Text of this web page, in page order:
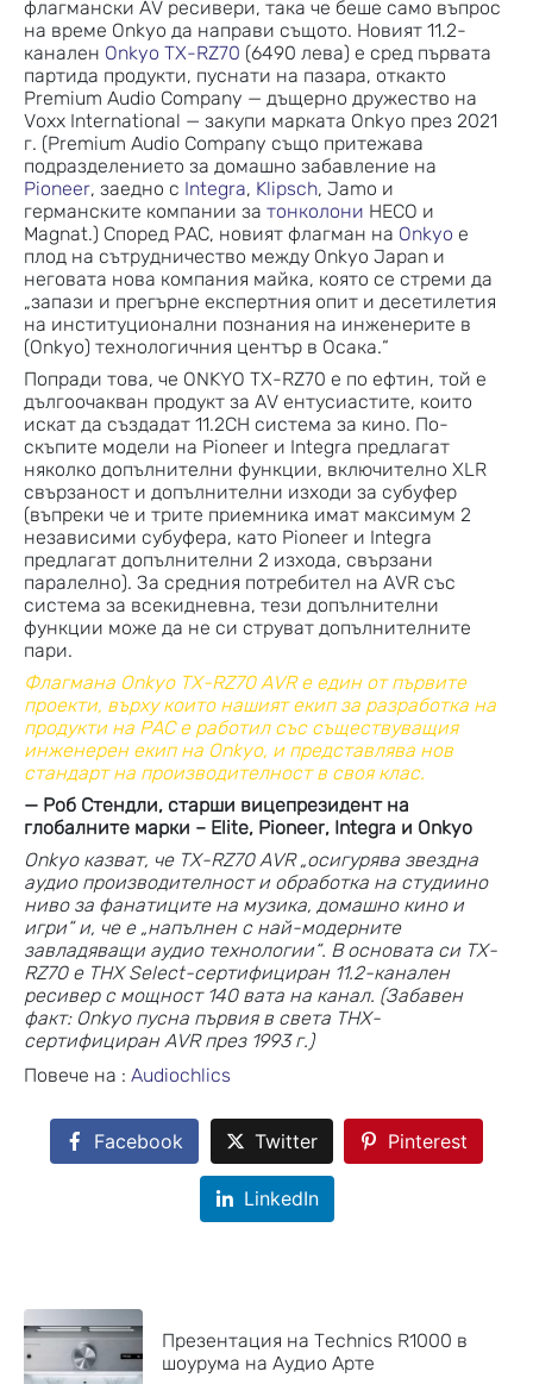
флагмански AV ресивери, така че беше само въпрос
на време Onkyo да направи същото. Новият 11.2-
канален Onkyo TX-RZ70 (6490 лева) е сред първата
партида продукти, пуснати на пазара, откакто
Premium Audio Company — дъщерно дружество на
Voxx International — закупи марката Onkyo през 2021
г. (Premium Audio Company също притежава
подразделението за домашно забавление на
Pioneer, заедно с Integra, Klipsch, Jamo и
германските компании за тонколони HECO и
Magnat.) Според PAC, новият флагман на Onkyo е
плод на сътрудничество между Onkyo Japan и
неговата нова компания майка, която се стреми да
„запази и прегърне експертния опит и десетилетия
на институционални познания на инженерите в
(Onkyo) технологичния център в Осака.“
Попради това, че ONKYO TX-RZ70 е по ефтин, той е
дългоочакван продукт за AV ентусиастите, които
искат да създадат 11.2CH система за кино. По-
скъпите модели на Pioneer и Integra предлагат
няколко допълнителни функции, включително XLR
свързаност и допълнителни изходи за субуфер
(въпреки че и трите приемника имат максимум 2
независими субуфера, като Pioneer и Integra
предлагат допълнителни 2 изхода, свързани
паралелно). За средния потребител на AVR със
система за всекидневна, тези допълнителни
функции може да не си струват допълнителните
пари.
Флагмана Onkyo TX-RZ70 AVR е един от първите
проекти, върху които нашият екип за разработка на
продукти на PAC е работил със съществуващия
инженерен екип на Onkyo, и представлява нов
стандарт на производителност в своя клас.
— Роб Стендли, старши вицепрезидент на
глобалните марки – Elite, Pioneer, Integra и Onkyo
Onkyo казват, че TX-RZ70 AVR „осигурява звездна
аудио производителност и обработка на студиино
ниво за фанатиците на музика, домашно кино и
игри“ и, че е „напълнен с най-модерните
завладяващи аудио технологии“. В основата си TX-
RZ70 е THX Select-сертифициран 11.2-канален
ресивер с мощност 140 вата на канал. (Забавен
факт: Onkyo пусна първия в света THX-
сертифициран AVR през 1993 г.)
Повече на : Audiochlics
Facebook Twitter Pinterest
LinkedIn
Презентация на Technics R1000 в
шоурума на Аудио Арте